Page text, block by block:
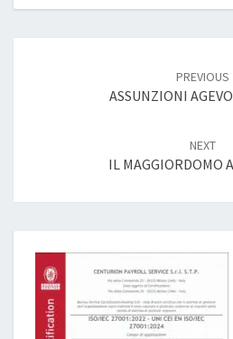
PREVIOUS
ASSUNZIONI
NEXT
IL MAGGIORDOMO